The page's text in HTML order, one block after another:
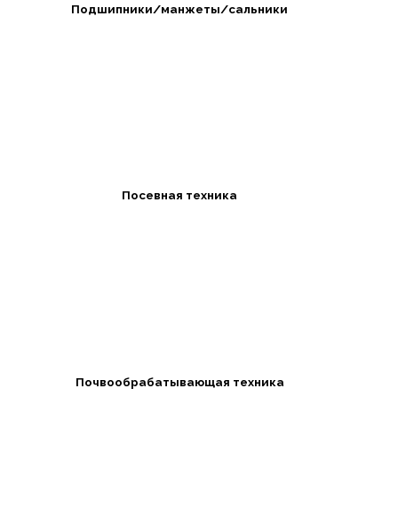
Подшипники/манжеты/сальники
Посевная техника
Почвообрабатывающая техника